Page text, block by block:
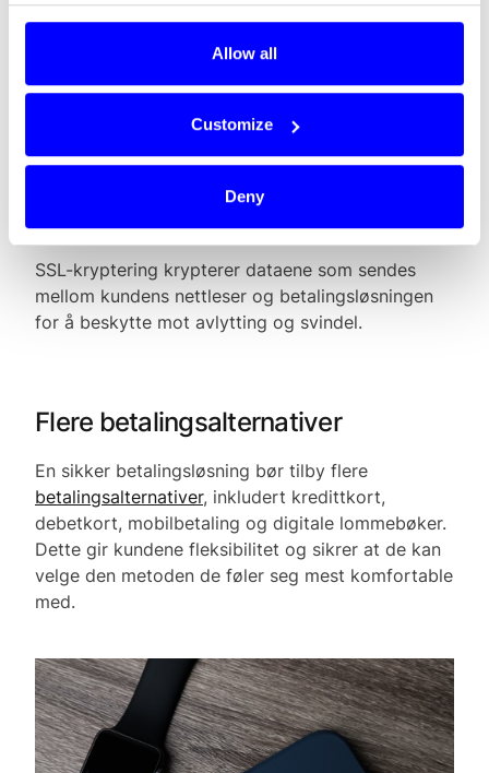
Allow all
Customize
Deny
erstatte sensitive data med en unik referansekode
systemer, og risikoen for at dataene blir stjålet
eller misbrukt reduseres.
SSL-kryptering
SSL-kryptering krypterer dataene som sendes
mellom kundens nettleser og betalingsløsningen
for å beskytte mot avlytting og svindel.
Flere betalingsalternativer
En sikker betalingsløsning bør tilby flere
betalingsalternativer, inkludert kredittkort,
debetkort, mobilbetaling og digitale lommebøker.
Dette gir kundene fleksibilitet og sikrer at de kan
velge den metoden de føler seg mest komfortable
med.